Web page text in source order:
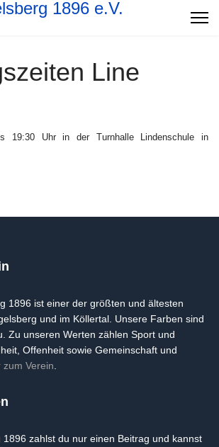
Line
19:30 Uhr in der Turnhalle Lindenschule in
1896 ist einer der größten und ältesten
und im Köllertal. Unsere Farben sind
Zu unseren Werten zählen Sport und
Offenheit sowie Gemeinschaft und
zum Verein
1896 zahlst du nur einen Beitrag und kannst